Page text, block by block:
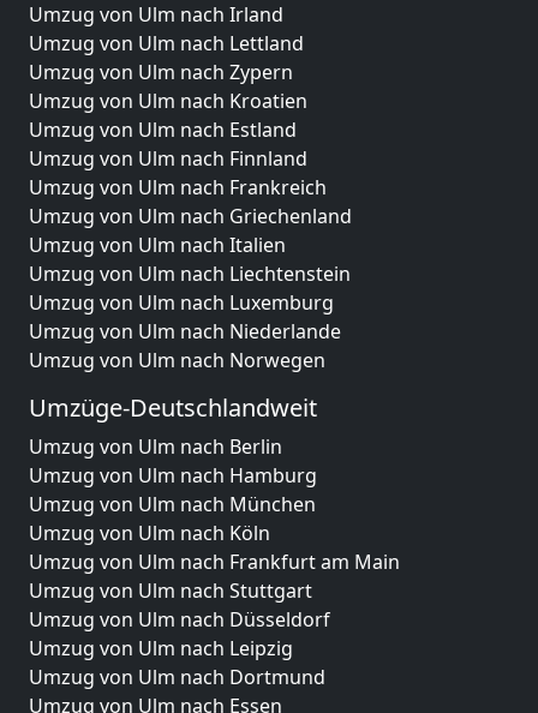
Umzug von Ulm nach Irland
Umzug von Ulm nach Lettland
Umzug von Ulm nach Zypern
Umzug von Ulm nach Kroatien
Umzug von Ulm nach Estland
Umzug von Ulm nach Finnland
Umzug von Ulm nach Frankreich
Umzug von Ulm nach Griechenland
Umzug von Ulm nach Italien
Umzug von Ulm nach Liechtenstein
Umzug von Ulm nach Luxemburg
Umzug von Ulm nach Niederlande
Umzug von Ulm nach Norwegen
Umzüge-Deutschlandweit
Umzug von Ulm nach Berlin
Umzug von Ulm nach Hamburg
Umzug von Ulm nach München
Umzug von Ulm nach Köln
Umzug von Ulm nach Frankfurt am Main
Umzug von Ulm nach Stuttgart
Umzug von Ulm nach Düsseldorf
Umzug von Ulm nach Leipzig
Umzug von Ulm nach Dortmund
Umzug von Ulm nach Essen